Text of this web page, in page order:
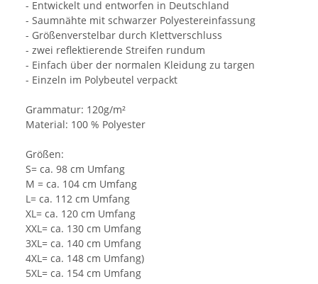
- Entwickelt und entworfen in Deutschland
- Saumnähte mit schwarzer Polyestereinfassung
- Größenverstelbar durch Klettverschluss
- zwei reflektierende Streifen rundum
- Einfach über der normalen Kleidung zu targen
- Einzeln im Polybeutel verpackt
Grammatur: 120g/m²
Material: 100 % Polyester
Größen:
S= ca. 98 cm Umfang
M = ca. 104 cm Umfang
L= ca. 112 cm Umfang
XL= ca. 120 cm Umfang
XXL= ca. 130 cm Umfang
3XL= ca. 140 cm Umfang
4XL= ca. 148 cm Umfang)
5XL= ca. 154 cm Umfang